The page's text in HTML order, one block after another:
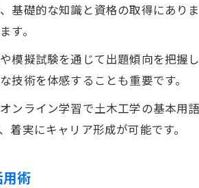
土木工学技師に必要
土木現場で役立
土木分野の最新
専門性を高める
土木工学技師を
基礎的な知識と資格の取得にあ
す。
模擬試験を通じて出題傾向を把握
技術を体感することも重要です。
ンライン学習で土木工学の基本
着実にキャリア形成が可能です。
術